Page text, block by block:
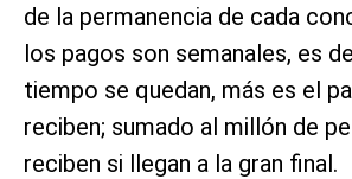
de la permanencia de cada
los pagos son semanales, es
tiempo se quedan, más es el
reciben; sumado al millón de
reciben si llegan a la gran final.